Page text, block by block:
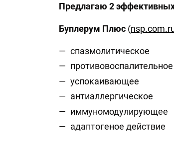
Предлагаю 2
Буплерум Плюс (
спазмолитическое
противовоспалительное
успокаивающее
антиаллергическое
иммуномодулирующее
адаптогеное действие